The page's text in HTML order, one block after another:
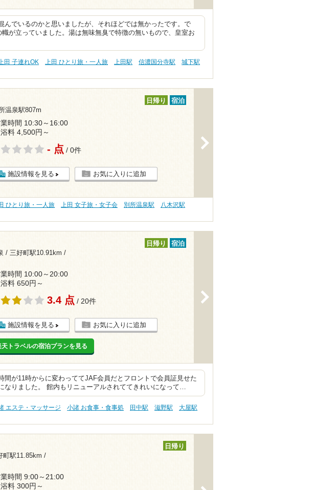
んでいるのかと思いましたが、それほどでは無かったです。で
幟が立っていました。湯は無味無臭で特徴の無いもので、皇室お
上田 子連れOK 上田 ひとり旅・一人旅 上田駅 信濃国分寺駅
城下駅
温泉駅807m
日帰り 宿泊
時間 10:30～16:00
料 4,500円～
- 点 / 0件
施設情報を見る お気に入りに追加
ひとり旅・一人旅 上田 女子旅・女子会 別所温泉駅
八木沢駅
/ 三好町駅10.91km /
日帰り 宿泊
時間 10:00～20:00
料 650円～
3.4 点 / 20件
施設情報を見る お気に入りに追加
天トラベルの宿泊プランを見る
間が11時からに変わっててJAF会員だとフロントで会員証見せた
なりました。 館内もリニューアルされててきれいになって…
エステ・マッサージ 小諸 お食事・食事処 田中駅 滋野駅
大屋駅
町駅11.85km /
日帰り
時間 9:00～21:00
料 300円～